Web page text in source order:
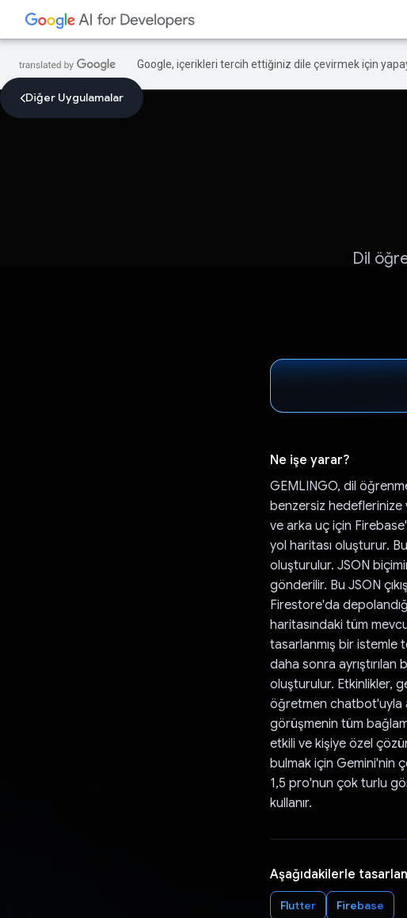
Google, içerikleri tercih ettiğiniz dile çevirmek için
Diğer Uygulamalar
Dil
Ne işe yarar?
GEMLINGO, dil
benzersiz hedeflerinize
ve arka uç için
yol haritası oluşturur.
oluşturulur. JSON
gönderilir. Bu JSON
Firestore'da
haritasındaki tüm
tasarlanmış bir istemle
daha sonra
oluşturulur. Etkinlikler,
öğretmen chatbot'uyla
görüşmenin tüm
etkili ve kişiye özel
bulmak için Gemini'nin
1,5 pro'nun çok turlu
kullanır.
Aşağıdakilerle
Flutter Firebase